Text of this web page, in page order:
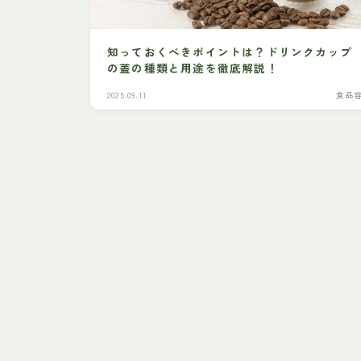
知っておくべきポイントは？ドリンクカップ
の蓋の種類と用途を徹底解説！
2025.09.11 食品